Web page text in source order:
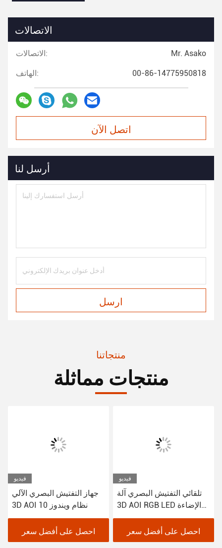
الاتصالات
الاتصالات: Mr. Asako
الهاتف: 00-86-14775950818
اتصل الآن
أرسل لنا
ارسل
منتجاتنا
منتجات مماثلة
فيديو
جهاز التفتيش البصري الآلي
3D AOI نظام ويندوز 10
احصل على أفضل سعر
فيديو
تلقائي التفتيش البصري آلة
3D AOI RGB LED الإضاءة
1100Kg
احصل على أفضل سعر